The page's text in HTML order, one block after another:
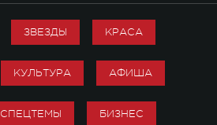
ЗВЕЗДЫ КРАСА
КУЛЬТУРА АФИША
СПЕЦТЕМЫ БИЗНЕС